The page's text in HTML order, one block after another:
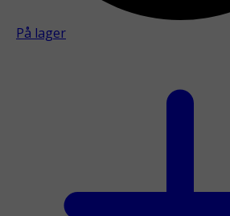
På lager